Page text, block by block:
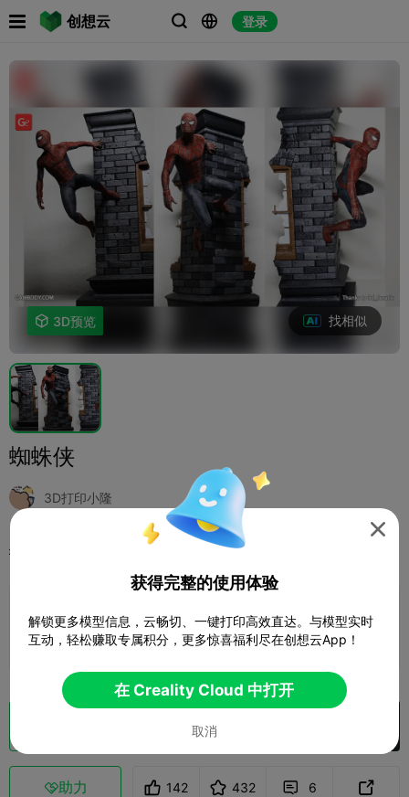
创想云   登录

 3D预览 找相似
蜘蛛侠
3D打印小隆
打印配置 微缩模型
 添加打印配置
赚取更多积分
在 Creality Cloud 中打开
助力 142 432  6 

获得完整的使用体验
解锁更多模型信息，云畅切、一键打印高效直达。与模型实时
互动，轻松赚取专属积分，更多惊喜福利尽在创想云App！
在 Creality Cloud 中打开
取消